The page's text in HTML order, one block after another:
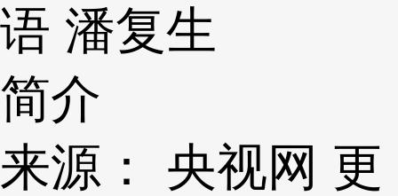
语 潘复生
简介
来源： 央视网 更